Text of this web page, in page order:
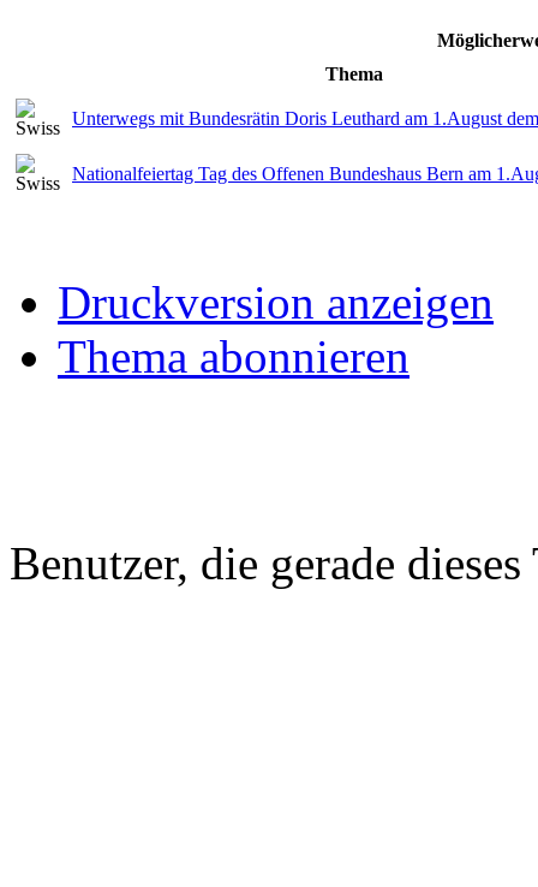
Thema
Unterwegs mit Bundesrätin Doris Leuthard am 1.August
Nationalfeiertag Tag des Offenen Bundeshaus Bern am
Druckversion anzeigen
Thema abonnieren
Benutzer, die gerade